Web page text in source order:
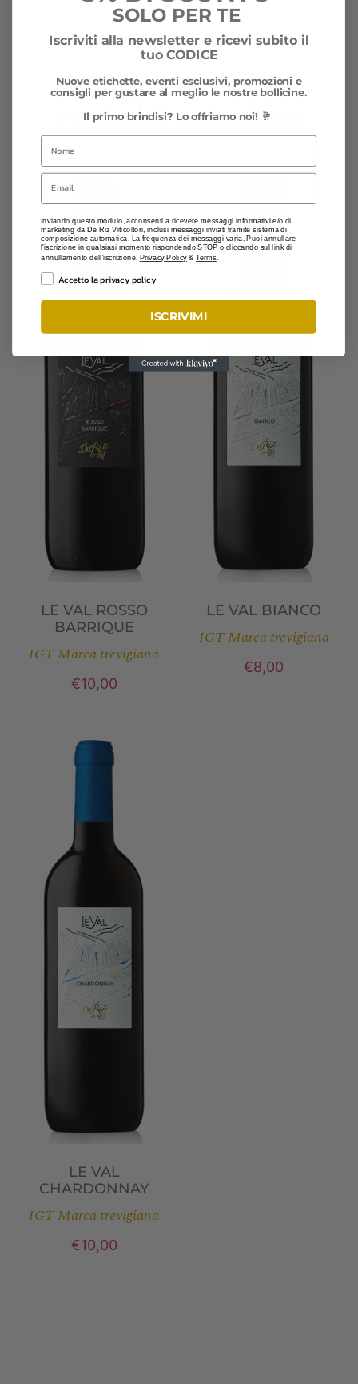
Prodotti correlati
LE VAL ROSSO
BARRIQUE
IGT Marca trevigiana
€10,00
LE VAL BIANCO
IGT Marca trevigiana
€8,00
LE VAL
CHARDONNAY
IGT Marca trevigiana
€10,00
SOLO PER TE
Iscriviti alla newsletter e ricevi subito il
tuo CODICE
Nuove etichette, eventi esclusivi, promozioni e
consigli per gustare al meglio le nostre bollicine.
Il primo brindisi? Lo offriamo noi! 🥂
Nome
Email
Inviando questo modulo, acconsenti a ricevere messaggi informativi e/o di
marketing da De Riz Viticoltori, inclusi messaggi inviati tramite sistema di
composizione automatica. La frequenza dei messaggi varia. Puoi annullare
l'iscrizione in qualsiasi momento rispondendo STOP o cliccando sul link di
annullamento dell'iscrizione.Privacy Policy&Terms.
PrivacyAccetto la privacy policy
ISCRIVIMI